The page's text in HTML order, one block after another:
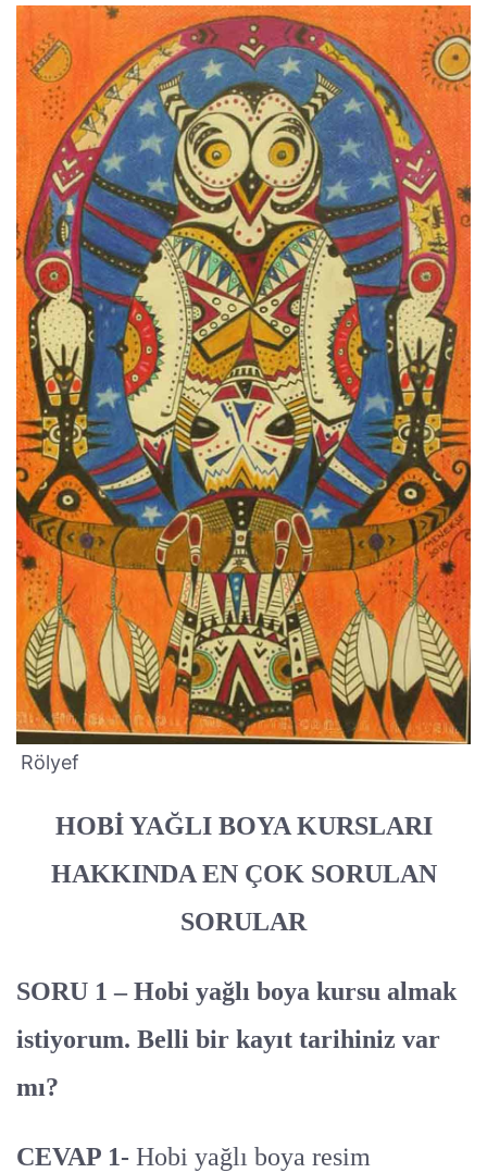
Rölyef
HOBİ YAĞLI BOYA KURSLARI
HAKKINDA EN ÇOK SORULAN
SORULAR
SORU 1 – Hobi yağlı boya kursu almak
istiyorum. Belli bir kayıt tarihiniz var
mı?
CEVAP 1- Hobi yağlı boya resim